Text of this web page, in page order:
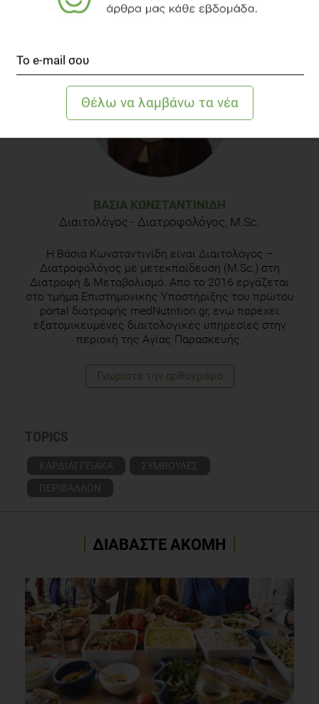
ΒΆΣΙΑ ΚΩΝΣΤΑΝΤΙΝΊΔΗ
Διαιτολόγος - Διατροφολόγος, M.Sc.
Η Βάσια Κωνσταντινίδη είναι Διαιτολόγος –
Διατροφολόγος με μετεκπαίδευση (M.Sc.) στη
Διατροφή & Μεταβολισμό. Από το 2016 εργάζεται
στο τμήμα Επιστημονικής Υποστήριξης του πρώτου
portal διατροφής medNutrition.gr, ενώ παρέχει
εξατομικευμένες διαιτολογικές υπηρεσίες στην
περιοχή της Αγίας Παρασκευής.
Γνωρίστε την αρθογράφο
TOPICS
ΚΑΡΔΙΑΓΓΕΙΑΚΑ
ΣΥΜΒΟΥΛΕΣ
ΠΕΡΙΒΑΛΛΟΝ
ΔΙΑΒΑΣΤΕ ΑΚΟΜΗ